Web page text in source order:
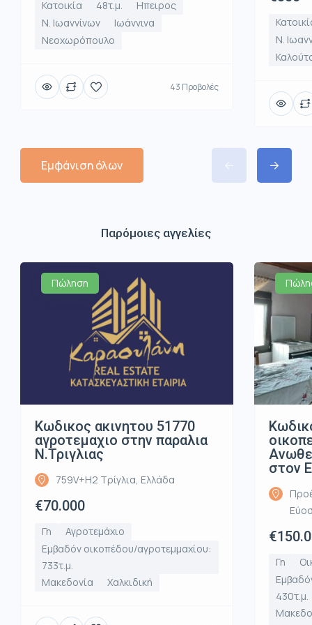
Κατοικία 48τ.μ.
Ηπειρος
Ν. Ιωαννίνων
Ιωάννινα
Νεοχωρόπουλο
43 Προβολές
Ν.
Εμφάνιση όλων
Παρόμοιες αγγελίες
Πώληση
Κωδικος ακινητου 51770
αγροτεμαχιο στην παραλια
Ν.Τριγλιας
759V+H2 Τρίγλια, Ελλάδα
€70.000
Γη
Αγροτεμάχιο
Εμβαδόν οικοπέδου/αγροτεμμαχίου:
733τ.μ.
Μακεδονία
Χαλκιδική
στον
Γη
430τ.μ.